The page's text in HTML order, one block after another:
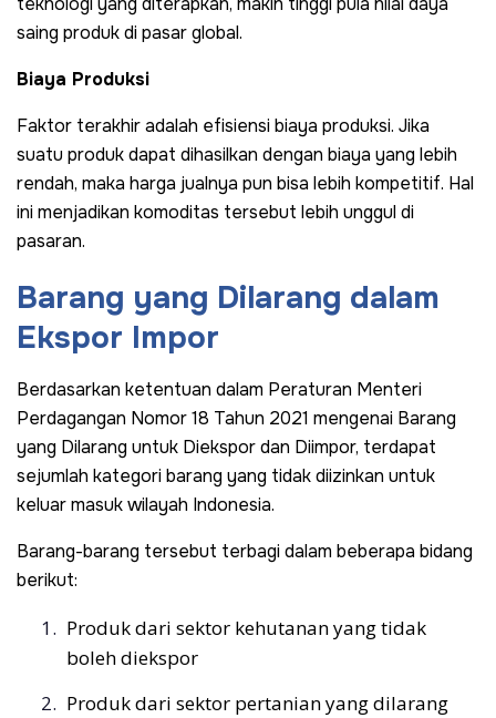
saing produk di pasar global.
Biaya Produksi
Faktor terakhir adalah efisiensi biaya produksi. Jika
suatu produk dapat dihasilkan dengan biaya yang lebih
rendah, maka harga jualnya pun bisa lebih kompetitif. Hal
ini menjadikan komoditas tersebut lebih unggul di
pasaran.
Barang yang Dilarang dalam
Ekspor Impor
Berdasarkan ketentuan dalam Peraturan Menteri
Perdagangan Nomor 18 Tahun 2021 mengenai Barang
yang Dilarang untuk Diekspor dan Diimpor, terdapat
sejumlah kategori barang yang tidak diizinkan untuk
keluar masuk wilayah Indonesia.
Barang-barang tersebut terbagi dalam beberapa bidang
berikut:
Produk dari sektor kehutanan yang tidak
boleh diekspor
Produk dari sektor pertanian yang dilarang